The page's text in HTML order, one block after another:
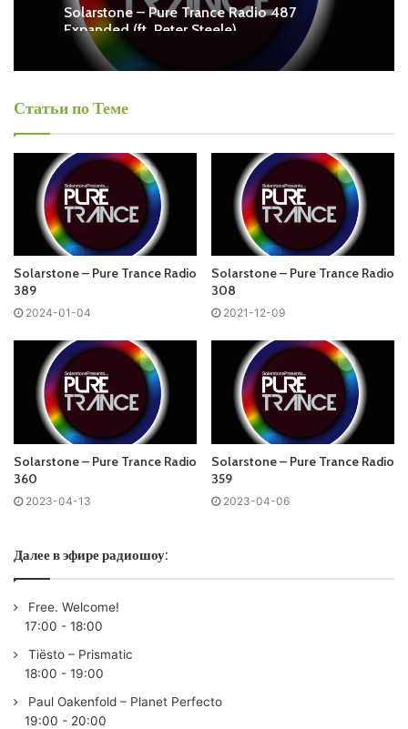
Ближайший эфир:
Среда
Solarstone - Pure Trance Radio
Запись выпусков
Слушай и добавляй плейлист VK:
Tracklist:
No playlist
01. Cosmonaut – Milky Way (Kamilo Sanclemente Remix)
/SkyTop/
03. Hel:sløwed – Bashed /Pure Trance/
04. The Private Language – Afterglow (Julian Gray Remix)
05. Fonzerelli – Not Enough /Magik Muzik/
06. Solarstone– Sovereign /Black Hole/
07. Paul Denton – Ricochet (Stoneface & Terminal Remix)
08. 2 Players – Signet (Glynn Alan Remix) /Lost Language/
Solarstone – Pure Trance Radio 487
Expanded (ft. Peter Steele)
Статьи по Теме
Solarstone – Pure Trance Radio
389
2024-01-04
Solarstone – Pure Trance Radio
308
2021-12-09
Solarstone – Pure Trance Radio
360
2023-04-13
Solarstone – Pure Trance Radio
359
2023-04-06
Далее в эфире радиошоу:
Free. Welcome!
17:00 - 18:00
Tiësto – Prismatic
18:00 - 19:00
Paul Oakenfold – Planet Perfecto
19:00 - 20:00